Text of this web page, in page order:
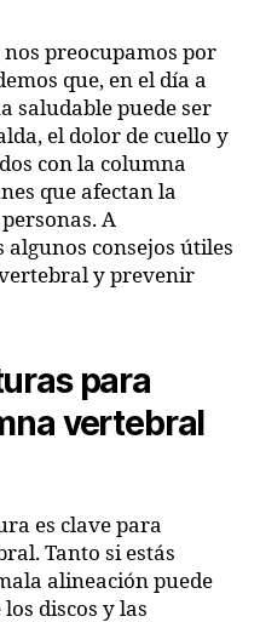
nos preocupamos por
que, en el día a
saludable puede ser
el dolor de cuello y
con la columna
que afectan la
A
consejos útiles
y prevenir
para
vertebral
es clave para
Tanto si estás
alineación puede
discos y las